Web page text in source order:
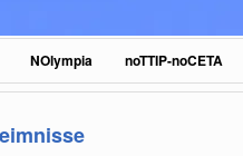
NOlympia noTTIP-noCETA